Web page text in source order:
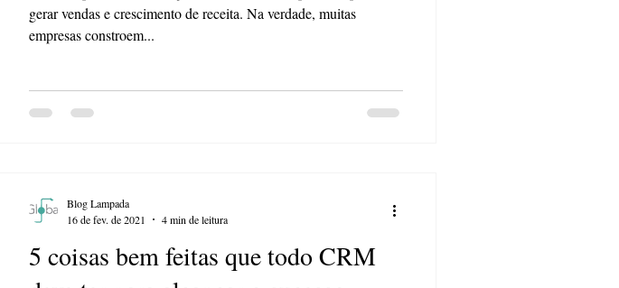
gerar vendas e crescimento de receita. Na verdade, muitas
empresas constroem...
5 coisas bem feitas que todo CRM
Blog Lampada
16 de fev. de 2021
4 min de leitura